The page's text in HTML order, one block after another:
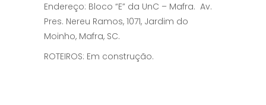
Endereço: Bloco “E” da UnC – Mafra. Av.
Pres. Nereu Ramos, 1071, Jardim do
Moinho, Mafra, SC.
ROTEIROS: Em construção.